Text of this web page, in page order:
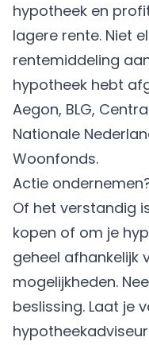
hypotheek en
lagere rente. Niet
rentemiddeling
hypotheek hebt
Aegon, BLG,
Nationale
Woonfonds.
Actie
Of het verstandig
kopen of om je
geheel afhankelijk
mogelijkheden.
beslissing. Laat je